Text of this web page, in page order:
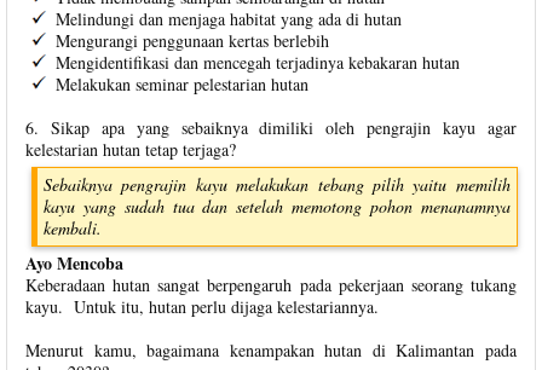
Melindungi dan menjaga habitat yang ada di hutan
Mengurangi penggunaan kertas berlebih
Mengidentifikasi dan mencegah terjadinya kebakaran hutan
Melakukan seminar pelestarian hutan
6. Sikap apa yang sebaiknya dimiliki oleh pengrajin kayu agar
kelestarian hutan tetap terjaga?
Sebaiknya pengrajin kayu melakukan tebang pilih yaitu memilih
kayu yang sudah tua dan setelah memotong pohon menanamnya
kembali.
Ayo Mencoba
Keberadaan hutan sangat berpengaruh pada pekerjaan seorang tukang
kayu. Untuk itu, hutan perlu dijaga kelestariannya.
Menurut kamu, bagaimana kenampakan hutan di Kalimantan pada